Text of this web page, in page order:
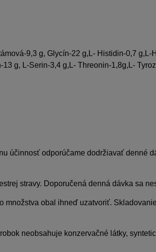
9,3 g, Glycín-22 g,L- Histidin-0,7 g,L-
g, L-Serin-3,4 g,L- Threonin-1,8g,L-
účinnosť odporúčame dodržiavať denné
stravy. Doporučená denná dávka sa
množstva obal ihneď uzatvoriť.
neobsahuje konzervačné látky,